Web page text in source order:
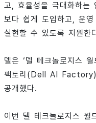
고, 효율성을 극대화하는
보다 쉽게 도입하고, 운
실현할 수 있도록 지원한
델은 ‘델 테크놀로지스
팩토리(Dell AI
공개했다.
이번 델 테크놀로지스 월